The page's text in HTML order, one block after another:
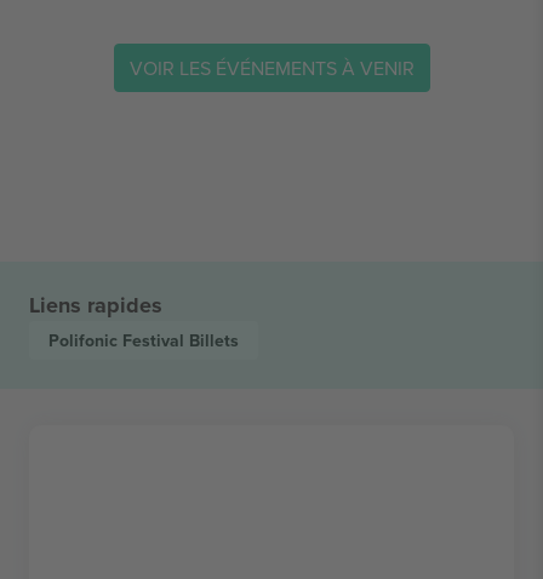
VOIR LES ÉVÉNEMENTS À VENIR
Liens rapides
Polifonic Festival Billets